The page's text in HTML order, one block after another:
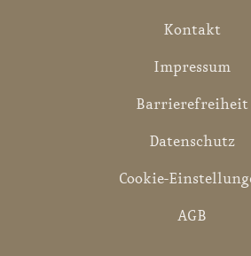
Kontakt
Impressum
Barrierefreiheit
Datenschutz
Cookie-
AGB